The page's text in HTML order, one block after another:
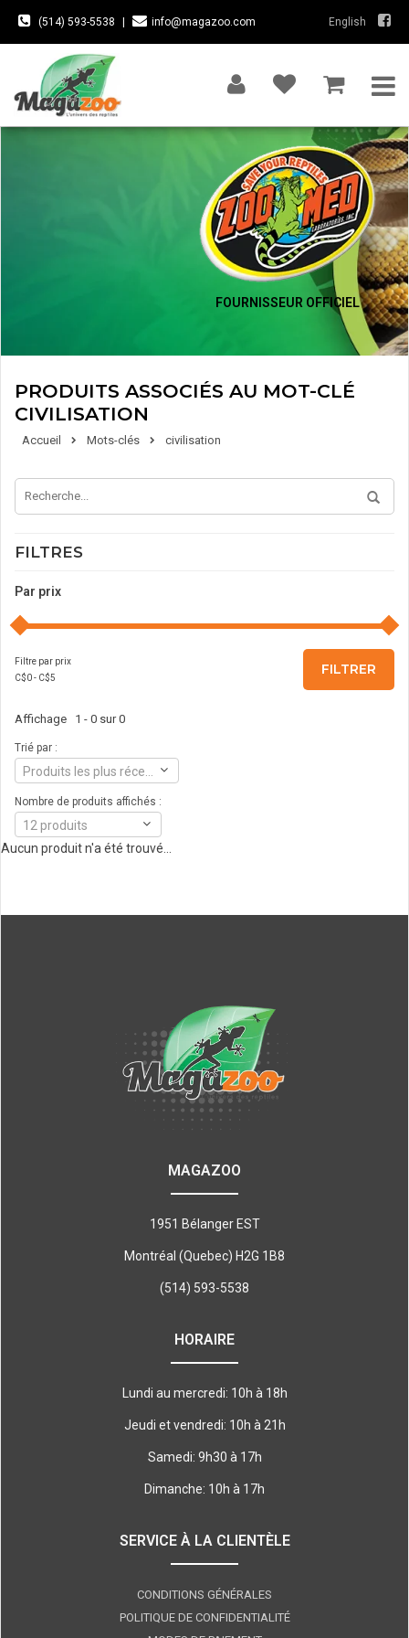
(514) 593-5538 info@magazoo.com English
FOURNISSEUR OFFICIEL
PRODUITS ASSOCIÉS AU MOT-CLÉ
CIVILISATION
Accueil Mots-clés civilisation
FILTRES
Par prix
Filtre par prix
C$0- C$5
FILTRER
Affichage 1 - 0 sur 0
Trié par :
Nombre de produits affichés :
12 produits
Aucun produit n'a été trouvé...
MAGAZOO
1951 Bélanger EST
Montréal (Quebec) H2G 1B8
(514) 593-5538
HORAIRE
Lundi au mercredi: 10h à 18h
Jeudi et vendredi: 10h à 21h
Samedi: 9h30 à 17h
Dimanche: 10h à 17h
SERVICE À LA CLIENTÈLE
CONDITIONS GÉNÉRALES
POLITIQUE DE CONFIDENTIALITÉ